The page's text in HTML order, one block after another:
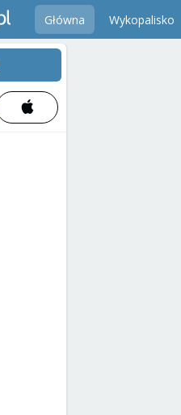
Główna Wykopalisko